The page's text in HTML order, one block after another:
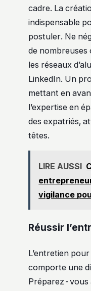
cadre. La
indispensable
postuler. Ne
de
les réseaux
LinkedIn. Un
mettant en
l’expertise en
des expatriés,
têtes.
LIRE AUSSI
vigilance
Réussir
L’entretien
comporte une
Préparez-vous